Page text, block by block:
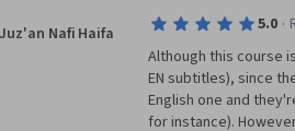
pekerjaan saya
merekomendasikan
tertarik dalam
investasi yang sangat
kasih kepada tim
Juz'an Nafi Haifa 5.0 ·
Although this course
EN subtitles), since
English one and
for instance).